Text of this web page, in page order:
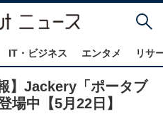
IT・ビジネス エンタメ リサ
】Jackery「ポータブ
場中【5月22日】